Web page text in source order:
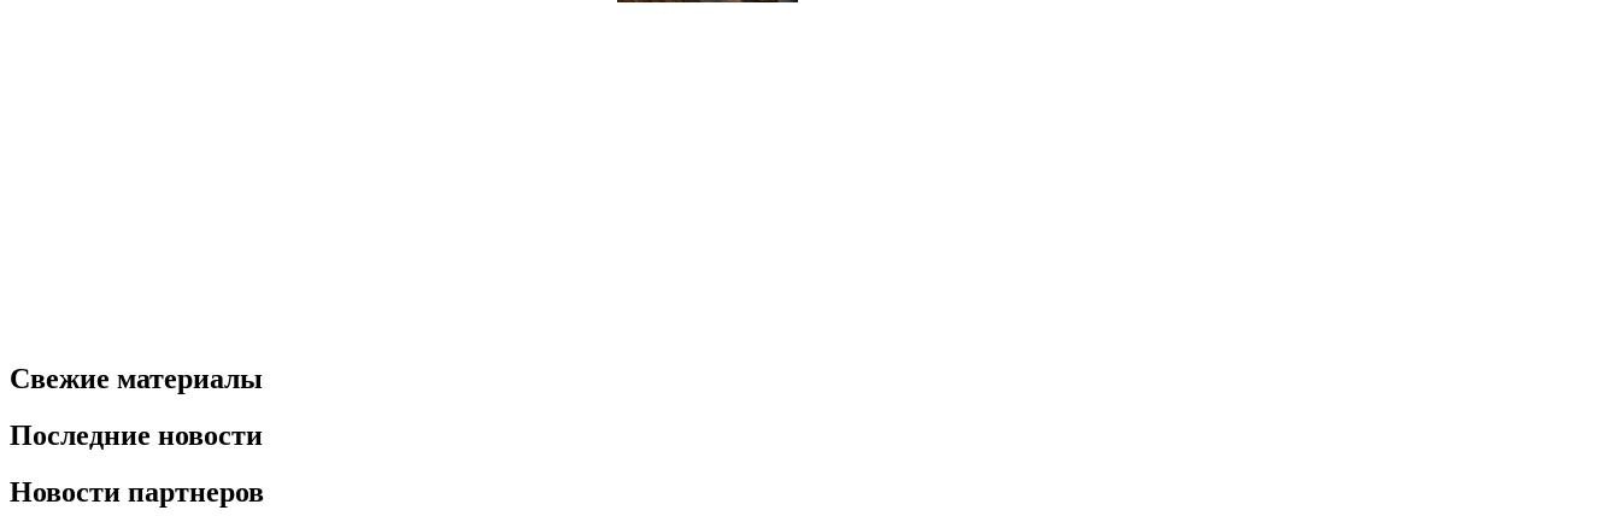
Свежие материалы
Последние новости
Новости партнеров